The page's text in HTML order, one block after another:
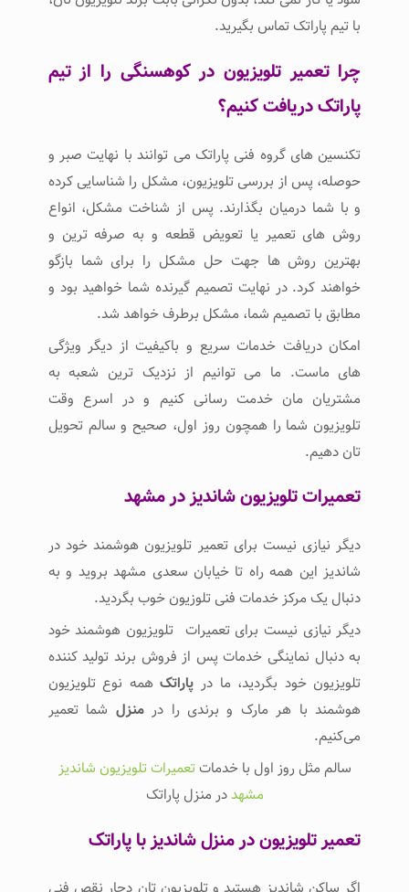
با تیم پاراتک تماس بگیرید.
چرا تعمیر تلویزیون در کوهسنگی را از تیم
پاراتک دریافت کنیم؟
تکنسین های گروه فنی پاراتک می توانند با نهایت صبر و
حوصله، پس از بررسی تلویزیون، مشکل را شناسایی کرده
و با شما درمیان بگذارند. پس از شناخت مشکل، انواع
روش های تعمیر یا تعویض قطعه و به صرفه ترین و
بهترین روش ها جهت حل مشکل را برای شما بازگو
خواهند کرد. در نهایت تصمیم گیرنده شما خواهید بود و
مطابق با تصمیم شما، مشکل برطرف خواهد شد.
امکان دریافت خدمات سریع و باکیفیت از دیگر ویژگی
های ماست. ما می توانیم از نزدیک ترین شعبه به
مشتریان مان خدمت رسانی کنیم و در اسرع وقت
تلویزیون شما را همچون روز اول، صحیح و سالم تحویل
تان دهیم.
تعمیرات تلویزیون شاندیز در مشهد
دیگر نیازی نیست برای تعمیر تلویزیون هوشمند خود در
شاندیز این همه راه تا خیابان سعدی مشهد بروید و به
دنبال یک مرکز خدمات فنی تلوزیون خوب بگردید.
دیگر نیازی نیست برای تعمیرات تلویزیون هوشمند خود
به دنبال نماینگی خدمات پس از فروش برند تولید کننده
تلویزیون خود بگردید، ما در پاراتکهمه نوع تلویزیون
هوشمند با هر مارک و برندی را درمنزل شما تعمیر
می‌کنیم.
سالم مثل روز اول با خدماتتعمیرات تلویزیون شاندیز
مشهددر منزل پاراتک
تعمیر تلویزیون در منزل شاندیز با پاراتک